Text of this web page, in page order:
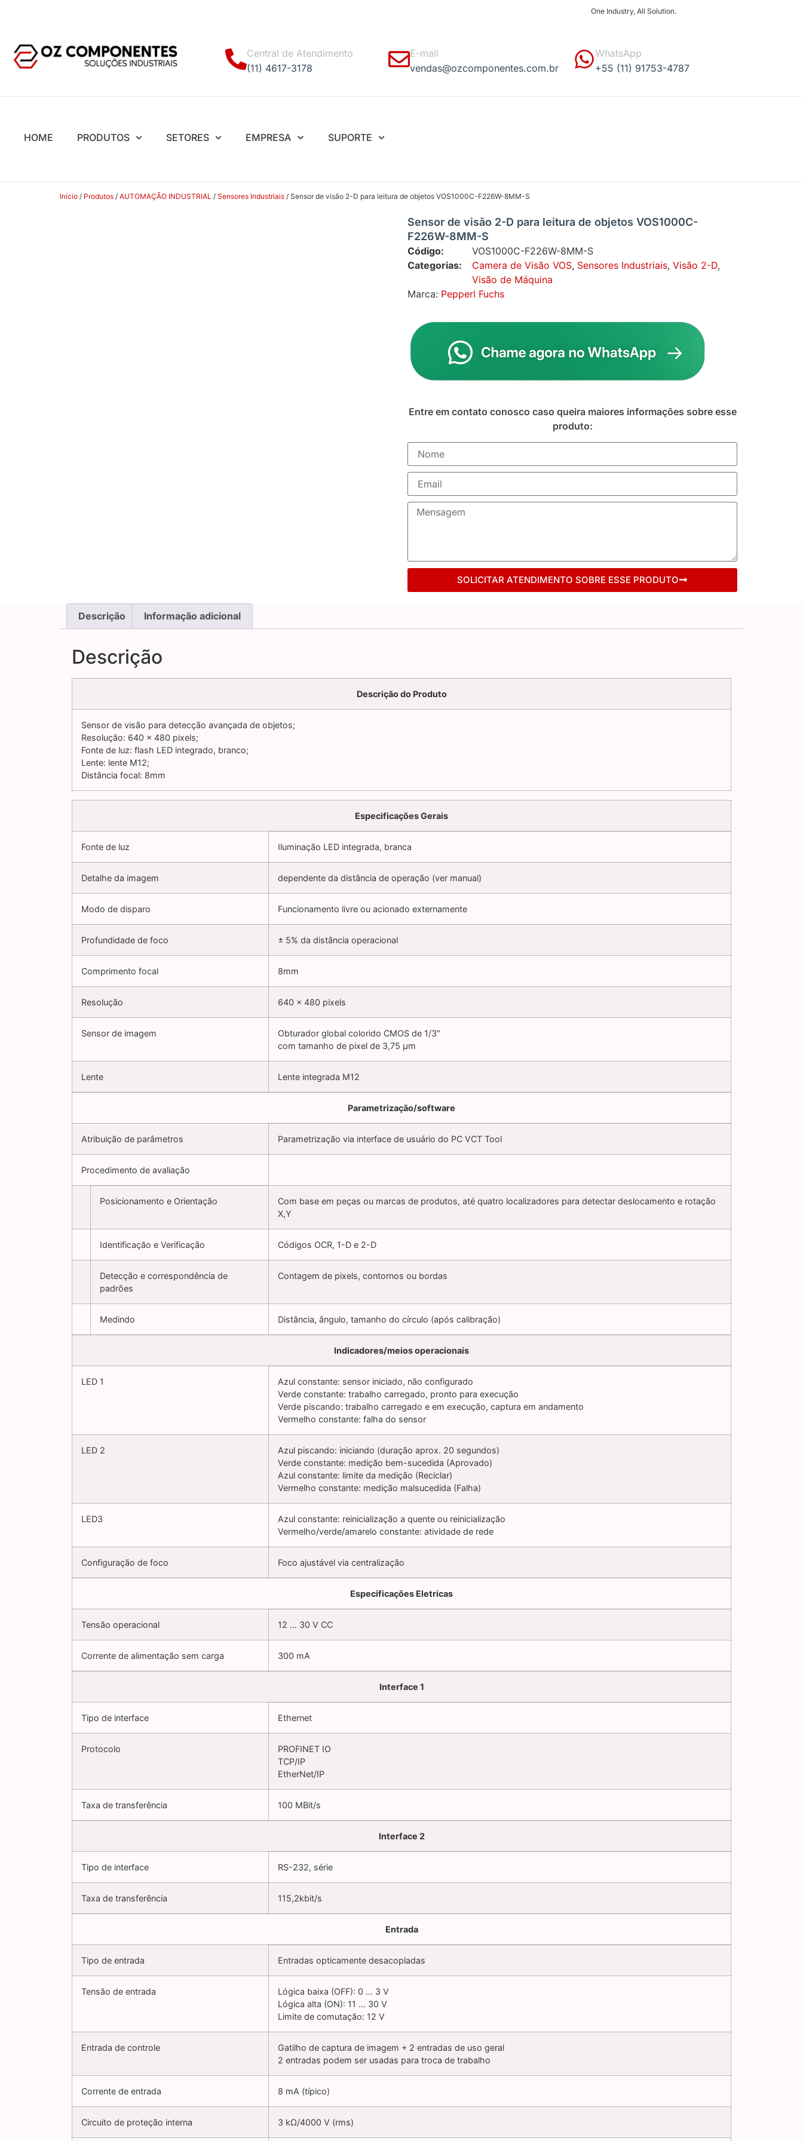
One Industry, All Solution.
Central de Atendimento
(11) 4617-3178
E-mail
vendas@ozcomponentes.com.br
WhatsApp
+55 (11) 91753-4787
HOME PRODUTOS SETORES EMPRESA SUPORTE
Início / Produtos / AUTOMAÇÃO INDUSTRIAL / Sensores Industriais / Sensor de visão 2-D para leitura de objetos VOS1000C-F226W-8MM-S
Sensor de visão 2-D para leitura de objetos VOS1000C-
F226W-8MM-S
Código:
VOS1000C-F226W-8MM-S
Categorias:
Camera de Visão VOS, Sensores Industriais, Visão 2-D,
Visão de Máquina
Marca: Pepperl Fuchs
Entre em contato conosco caso queira maiores informações sobre esse
produto:
SOLICITAR ATENDIMENTO SOBRE ESSE PRODUTO
Descrição Informação adicional
Descrição
Descrição do Produto
Sensor de visão para detecção avançada de objetos;
Resolução: 640 x 480 pixels;
Fonte de luz: flash LED integrado, branco;
Lente: lente M12;
Distância focal: 8mm
Especificações Gerais
Fonte de luz Iluminação LED integrada, branca
Detalhe da imagem dependente da distância de operação (ver manual)
Modo de disparo Funcionamento livre ou acionado externamente
Profundidade de foco ± 5% da distância operacional
Comprimento focal 8mm
Resolução 640 x 480 pixels
Sensor de imagem
Obturador global colorido CMOS de 1/3″
com tamanho de pixel de 3,75 µm
Lente Lente integrada M12
Parametrização/software
Atribuição de parâmetros Parametrização via interface de usuário do PC VCT Tool
Procedimento de avaliação
Posicionamento e Orientação
Com base em peças ou marcas de produtos, até quatro localizadores para detectar deslocamento e rotação
X,Y
Identificação e Verificação Códigos OCR, 1-D e 2-D
Detecção e correspondência de
padrões
Contagem de pixels, contornos ou bordas
Medindo Distância, ângulo, tamanho do círculo (após calibração)
Indicadores/meios operacionais
LED 1
Azul constante: sensor iniciado, não configurado
Verde constante: trabalho carregado, pronto para execução
Verde piscando: trabalho carregado e em execução, captura em andamento
Vermelho constante: falha do sensor
LED 2
Azul piscando: iniciando (duração aprox. 20 segundos)
Verde constante: medição bem-sucedida (Aprovado)
Azul constante: limite da medição (Reciclar)
Vermelho constante: medição malsucedida (Falha)
LED3
Azul constante: reinicialização a quente ou reinicialização
Vermelho/verde/amarelo constante: atividade de rede
Configuração de foco Foco ajustável via centralização
Especificações Eletricas
Tensão operacional 12 … 30 V CC
Corrente de alimentação sem carga 300 mA
Interface 1
Tipo de interface Ethernet
Protocolo
PROFINET IO
TCP/IP
EtherNet/IP
Taxa de transferência 100 MBit/s
Interface 2
Tipo de interface RS-232, série
Taxa de transferência 115,2kbit/s
Entrada
Tipo de entrada Entradas opticamente desacopladas
Tensão de entrada
Lógica baixa (OFF): 0 … 3 V
Lógica alta (ON): 11 … 30 V
Limite de comutação: 12 V
Entrada de controle
Gatilho de captura de imagem + 2 entradas de uso geral
2 entradas podem ser usadas para troca de trabalho
Corrente de entrada 8 mA (típico)
Circuito de proteção interna 3 kΩ/4000 V (rms)